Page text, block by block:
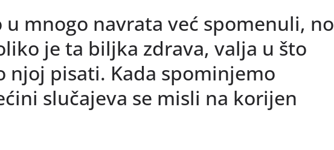
mnogo navrata već spomenuli, no
je ta biljka zdrava, valja u što
njoj pisati. Kada spominjemo
slučajeva se misli na korijen